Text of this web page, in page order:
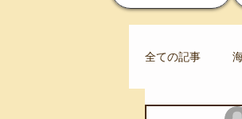
全ての記事